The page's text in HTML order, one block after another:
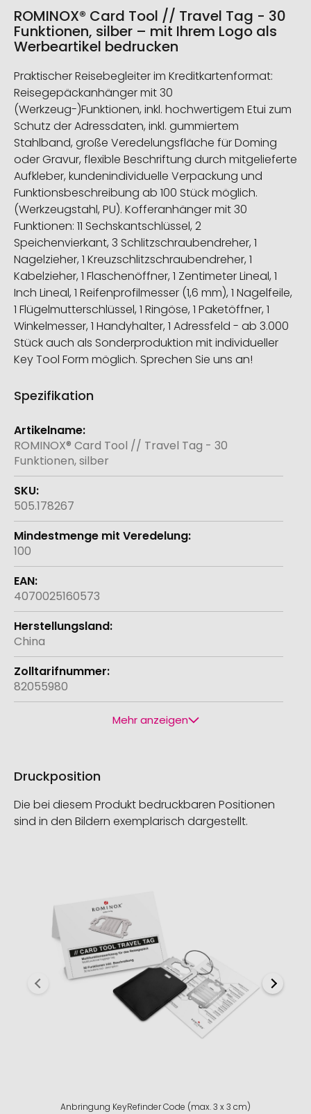
ROMINOX® Card Tool // Travel Tag - 30
Funktionen, silber – mit Ihrem Logo als
Werbeartikel bedrucken
Praktischer Reisebegleiter im Kreditkartenformat:
Reisegepäckanhänger mit 30
(Werkzeug-)Funktionen, inkl. hochwertigem Etui zum
Schutz der Adressdaten, inkl. gummiertem
Stahlband, große Veredelungsfläche für Doming
oder Gravur, flexible Beschriftung durch mitgelieferte
Aufkleber, kundenindividuelle Verpackung und
Funktionsbeschreibung ab 100 Stück möglich.
(Werkzeugstahl, PU). Kofferanhänger mit 30
Funktionen: 11 Sechskantschlüssel, 2
Speichenvierkant, 3 Schlitzschraubendreher, 1
Nagelzieher, 1 Kreuzschlitzschraubendreher, 1
Kabelzieher, 1 Flaschenöffner, 1 Zentimeter Lineal, 1
Inch Lineal, 1 Reifenprofilmesser (1,6 mm), 1 Nagelfeile,
1 Flügelmutterschlüssel, 1 Ringöse, 1 Paketöffner, 1
Winkelmesser, 1 Handyhalter, 1 Adressfeld - ab 3.000
Stück auch als Sonderproduktion mit individueller
Key Tool Form möglich. Sprechen Sie uns an!
Spezifikation
Weitere
Informationen
ROMINOX® Card Tool // Travel Tag - 30
Funktionen, silber
505.178267
100
4070025160573
China
82055980
Mehr anzeigen
Druckposition
Die bei diesem Produkt bedruckbaren Positionen
sind in den Bildern exemplarisch dargestellt.
Anbringung KeyRefinder Code (max. 3 x 3 cm)